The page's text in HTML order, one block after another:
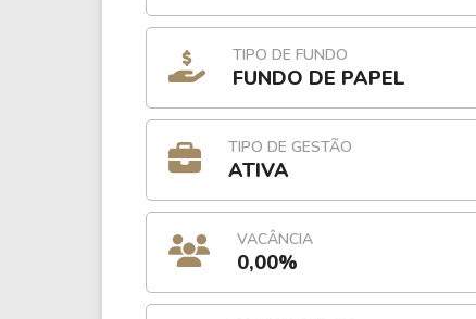
TIPO DE FUNDO
FUNDO DE PAPEL
TIPO DE GESTÃO
ATIVA
VACÂNCIA
0,00%